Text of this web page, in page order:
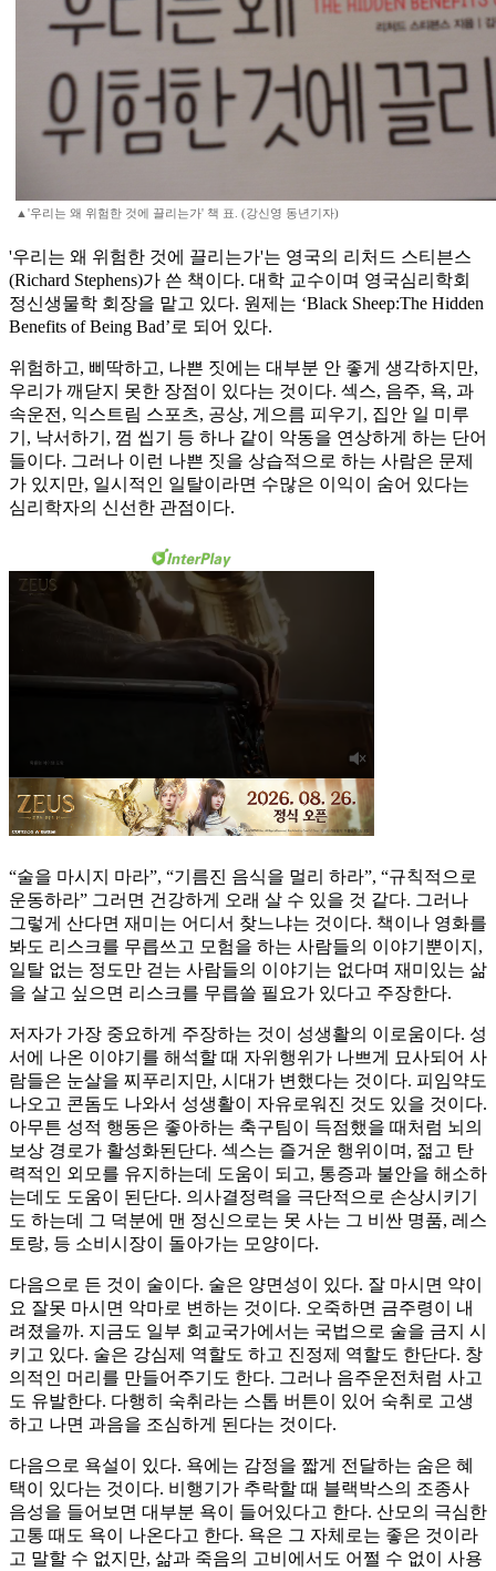
▲'우리는 왜 위험한 것에 끌리는가' 책 표. (강신영 동년기자)
'우리는 왜 위험한 것에 끌리는가'는 영국의 리처드 스티븐스
(Richard Stephens)가 쓴 책이다. 대학 교수이며 영국심리학회
정신생물학 회장을 맡고 있다. 원제는 ‘Black Sheep:The Hidden
Benefits of Being Bad’로 되어 있다.
위험하고, 삐딱하고, 나쁜 짓에는 대부분 안 좋게 생각하지만,
우리가 깨닫지 못한 장점이 있다는 것이다. 섹스, 음주, 욕, 과
속운전, 익스트림 스포츠, 공상, 게으름 피우기, 집안 일 미루
기, 낙서하기, 껌 씹기 등 하나 같이 악동을 연상하게 하는 단어
들이다. 그러나 이런 나쁜 짓을 상습적으로 하는 사람은 문제
가 있지만, 일시적인 일탈이라면 수많은 이익이 숨어 있다는
심리학자의 신선한 관점이다.
“술을 마시지 마라”, “기름진 음식을 멀리 하라”, “규칙적으로
운동하라” 그러면 건강하게 오래 살 수 있을 것 같다. 그러나
그렇게 산다면 재미는 어디서 찾느냐는 것이다. 책이나 영화를
봐도 리스크를 무릅쓰고 모험을 하는 사람들의 이야기뿐이지,
일탈 없는 정도만 걷는 사람들의 이야기는 없다며 재미있는 삶
을 살고 싶으면 리스크를 무릅쓸 필요가 있다고 주장한다.
저자가 가장 중요하게 주장하는 것이 성생활의 이로움이다. 성
서에 나온 이야기를 해석할 때 자위행위가 나쁘게 묘사되어 사
람들은 눈살을 찌푸리지만, 시대가 변했다는 것이다. 피임약도
나오고 콘돔도 나와서 성생활이 자유로워진 것도 있을 것이다.
아무튼 성적 행동은 좋아하는 축구팀이 득점했을 때처럼 뇌의
보상 경로가 활성화된단다. 섹스는 즐거운 행위이며, 젊고 탄
력적인 외모를 유지하는데 도움이 되고, 통증과 불안을 해소하
는데도 도움이 된단다. 의사결정력을 극단적으로 손상시키기
도 하는데 그 덕분에 맨 정신으로는 못 사는 그 비싼 명품, 레스
토랑, 등 소비시장이 돌아가는 모양이다.
다음으로 든 것이 술이다. 술은 양면성이 있다. 잘 마시면 약이
요 잘못 마시면 악마로 변하는 것이다. 오죽하면 금주령이 내
려졌을까. 지금도 일부 회교국가에서는 국법으로 술을 금지 시
키고 있다. 술은 강심제 역할도 하고 진정제 역할도 한단다. 창
의적인 머리를 만들어주기도 한다. 그러나 음주운전처럼 사고
도 유발한다. 다행히 숙취라는 스톱 버튼이 있어 숙취로 고생
하고 나면 과음을 조심하게 된다는 것이다.
다음으로 욕설이 있다. 욕에는 감정을 짧게 전달하는 숨은 혜
택이 있다는 것이다. 비행기가 추락할 때 블랙박스의 조종사
음성을 들어보면 대부분 욕이 들어있다고 한다. 산모의 극심한
고통 때도 욕이 나온다고 한다. 욕은 그 자체로는 좋은 것이라
고 말할 수 없지만, 삶과 죽음의 고비에서도 어쩔 수 없이 사용